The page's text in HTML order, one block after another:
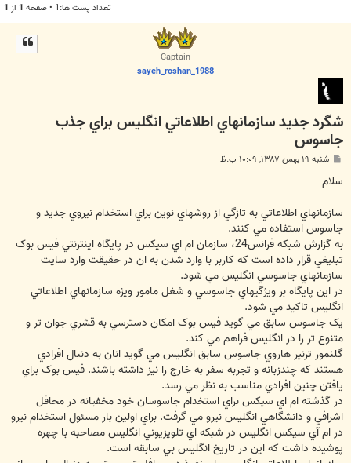
تعداد پست ها:1 • صفحه 1 از 1
Captain
sayeh_roshan_1988
شگرد جديد سازمانهاي اطلاعاتي انگليس براي جذب
جاسوس
ت
شنبه ۱۹ بهمن ۱۳۸۷, ۱۰:۰۹ ب.ظ
سلام
سازمانهاي اطلاعاتي به تازگي از روشهاي نوين براي استخدام نيروي جديد و
جاسوس استفاده مي کنند.
به گزارش شبکه فرانس24، سازمان ام اي سيکس در پايگاه اينترنتي فيس بوک
تبليغي قرار داده است که کاربر با وارد شدن به ان در حقيقت وارد سايت
سازمانهاي جاسوسي انگليس مي شود.
در اين پايگاه بر ويژگيهاي جاسوسي و شغل مامور ويژه سازمانهاي اطلاعاتي
انگليس تاکيد مي شود.
يک جاسوس سابق مي گويد فيس بوک امکان دسترسي به قشري جوان تر و
متنوع تر را در انگليس فراهم مي کند.
گلنمور ترنير هاروي جاسوس سابق انگليس مي گويد انان به دنبال افرادي
هستند که چندزبانه و تجربه سفر به خارج را نيز داشته باشند. فيس بوک براي
يافتن چنين افرادي مناسب به نظر مي رسد.
در گذشته ام اي سيکس براي استخدام جاسوسان خود مخفيانه در محافل
اشرافي و دانشگاهي انگليس نيرو مي گرفت. براي اولين بار مسئول استخدام نيرو
در ام آي سيکس انگليس در شبکه اي تلويزيوني انگليس مصاحبه با چهره
پوشيده داشت که اين در تاريخ انگليس بي سابقه است.